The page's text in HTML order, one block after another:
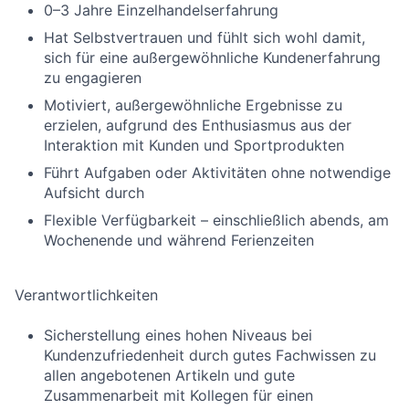
0–3 Jahre Einzelhandelserfahrung
Hat Selbstvertrauen und fühlt sich wohl damit,
sich für eine außergewöhnliche Kundenerfahrung
zu engagieren
Motiviert, außergewöhnliche Ergebnisse zu
erzielen, aufgrund des Enthusiasmus aus der
Interaktion mit Kunden und Sportprodukten
Führt Aufgaben oder Aktivitäten ohne notwendige
Aufsicht durch
Flexible Verfügbarkeit – einschließlich abends, am
Wochenende und während Ferienzeiten
Verantwortlichkeiten
Sicherstellung eines hohen Niveaus bei
Kundenzufriedenheit durch gutes Fachwissen zu
allen angebotenen Artikeln und gute
Zusammenarbeit mit Kollegen für einen